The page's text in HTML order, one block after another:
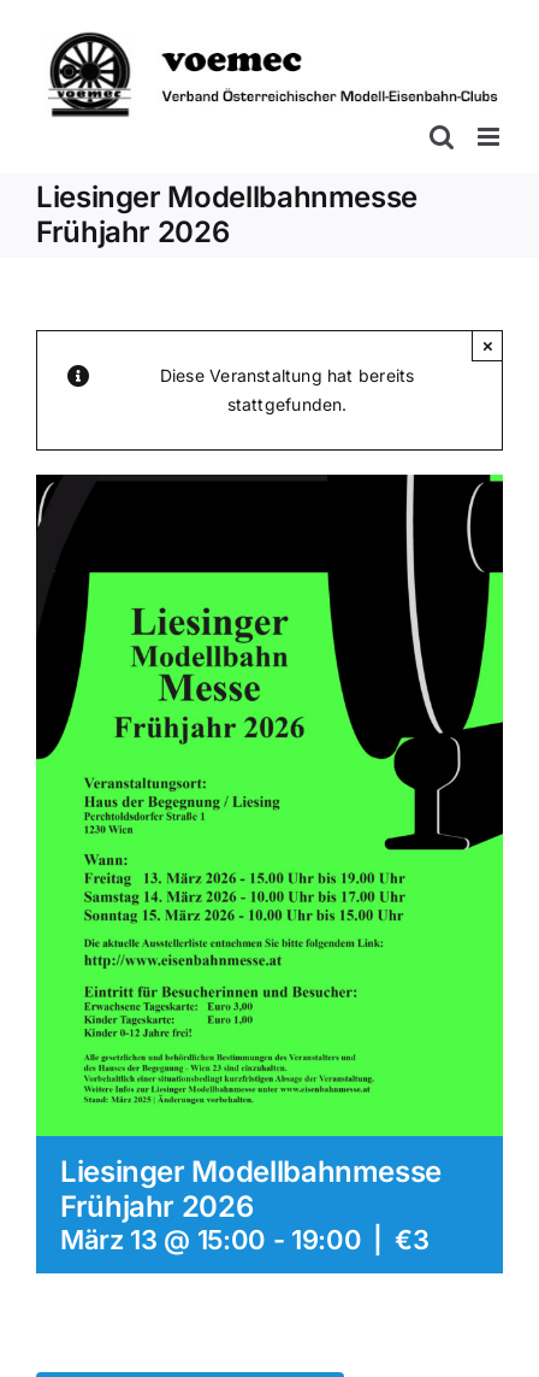
springen
Liesinger Modellbahnmesse
Frühjahr 2026
Diese Veranstaltung hat bereits
stattgefunden.
×
Liesinger Modellbahnmesse
Frühjahr 2026
März 13 @ 15:00 - 19:00 €3